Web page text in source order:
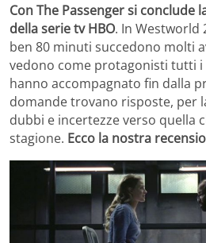
Con The Passenger si conclude
della serie tv HBO. In Westworld
ben 80 minuti succedono molti
vedono come protagonisti tutti i
hanno accompagnato fin dalla
domande trovano risposte, per
dubbi e incertezze verso quella
stagione. Ecco la nostra